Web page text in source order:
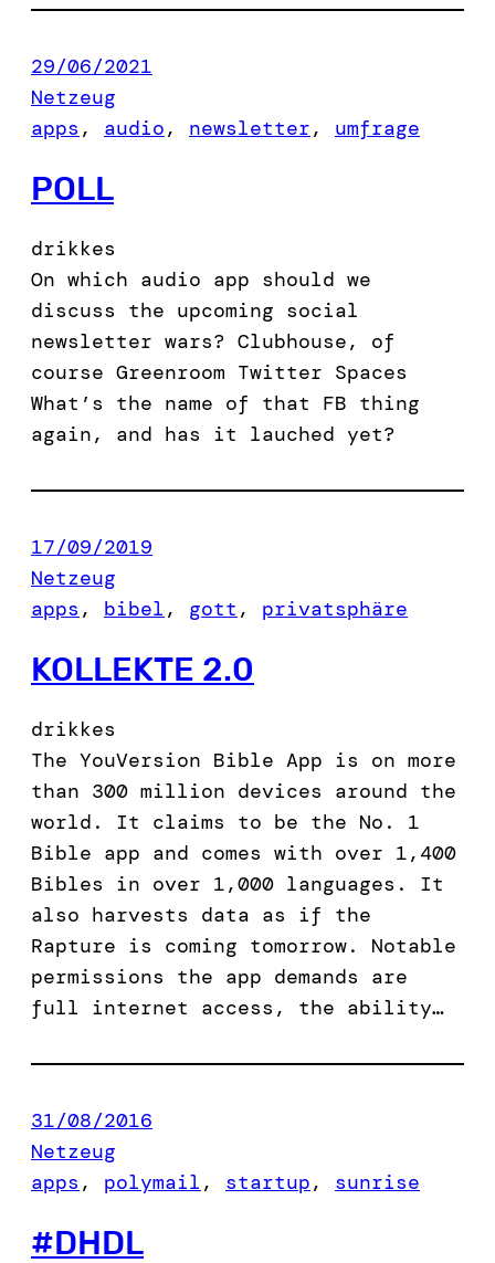
29/06/2021
Netzeug
apps , audio, newsletter, umfrage
POLL
drikkes
On which audio app should we
discuss the upcoming social
newsletter wars? Clubhouse, of
course Greenroom Twitter Spaces
What’s the name of that FB thing
again, and has it lauched yet?
17/09/2019
Netzeug
apps , bibel , gott , privatsphäre
KOLLEKTE 2.0
drikkes
The YouVersion Bible App is on more
than 300 million devices around the
world. It claims to be the No. 1
Bible app and comes with over 1,400
Bibles in over 1,000 languages. It
also harvests data as if the
Rapture is coming tomorrow. Notable
permissions the app demands are
full internet access, the ability…
31/08/2016
Netzeug
apps , polymail , startup, sunrise
#DHDL